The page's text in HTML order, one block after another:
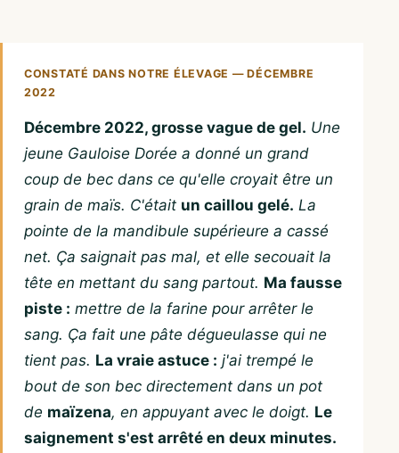
CONSTATÉ DANS NOTRE ÉLEVAGE — DÉCEMBRE
2022
Décembre 2022, grosse vague de gel. Une
jeune Gauloise Dorée a donné un grand
coup de bec dans ce qu'elle croyait être un
grain de maïs. C'était un caillou gelé. La
pointe de la mandibule supérieure a cassé
net. Ça saignait pas mal, et elle secouait la
tête en mettant du sang partout. Ma fausse
piste : mettre de la farine pour arrêter le
sang. Ça fait une pâte dégueulasse qui ne
tient pas. La vraie astuce : j'ai trempé le
bout de son bec directement dans un pot
de maïzena, en appuyant avec le doigt. Le
saignement s'est arrêté en deux minutes.